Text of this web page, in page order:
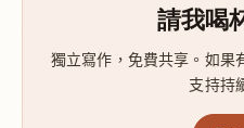
請我喝
獨立寫作，免費共享。如果
支持持